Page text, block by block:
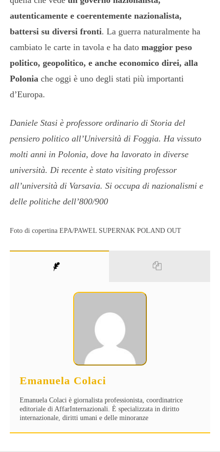
autenticamente e coerentemente nazionalista,
battersi su diversi fronti. La guerra naturalmente ha
cambiato le carte in tavola e ha dato maggior peso
politico, geopolitico, e anche economico direi, alla
Polonia che oggi è uno degli stati più importanti
d’Europa.
Daniele Stasi è professore ordinario di Storia del
pensiero politico all’Università di Foggia. Ha vissuto
molti anni in Polonia, dove ha lavorato in diverse
università. Di recente è stato visiting professor
all’università di Varsavia. Si occupa di nazionalismi e
delle politiche dell’800/900
Foto di copertina EPA/PAWEL SUPERNAK POLAND OUT
Emanuela Colaci
Emanuela Colaci è giornalista professionista, coordinatrice
editoriale di AffarInternazionali. È specializzata in diritto
internazionale, diritti umani e delle minoranze